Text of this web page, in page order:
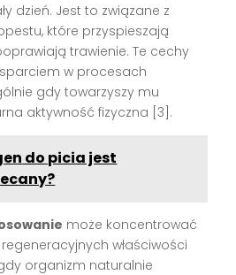
dzień. Jest to związane z
które przyspieszają
trawienie. Te cechy
w procesach
gdy towarzyszy mu
aktywność fizyczna [3].
do picia jest
może koncentrować
właściwości
organizm naturalnie